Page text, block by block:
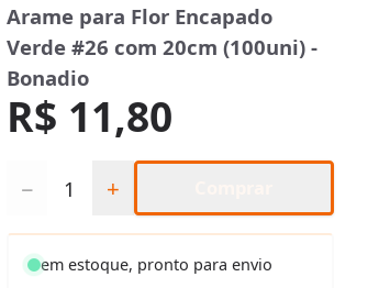
Arame para Flor Encapado
Verde #26 com 20cm (100uni) -
Bonadio
R$ 11,80
− +
em estoque, pronto para envio